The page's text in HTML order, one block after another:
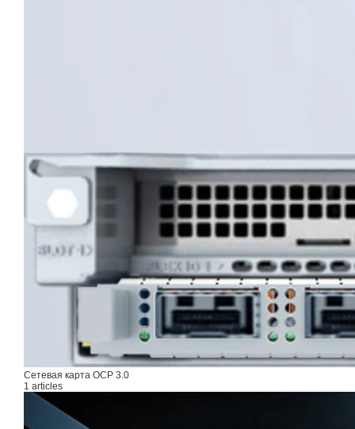
Сетевая карта OCP 3.0
1 articles